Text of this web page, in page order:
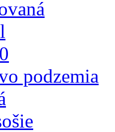
podzemia